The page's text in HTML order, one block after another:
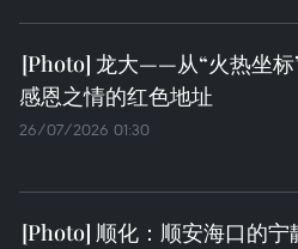
龙大——从“火热坐标
感恩之情的红色地址
26/07/2026 01:30
顺化：顺安海口的宁